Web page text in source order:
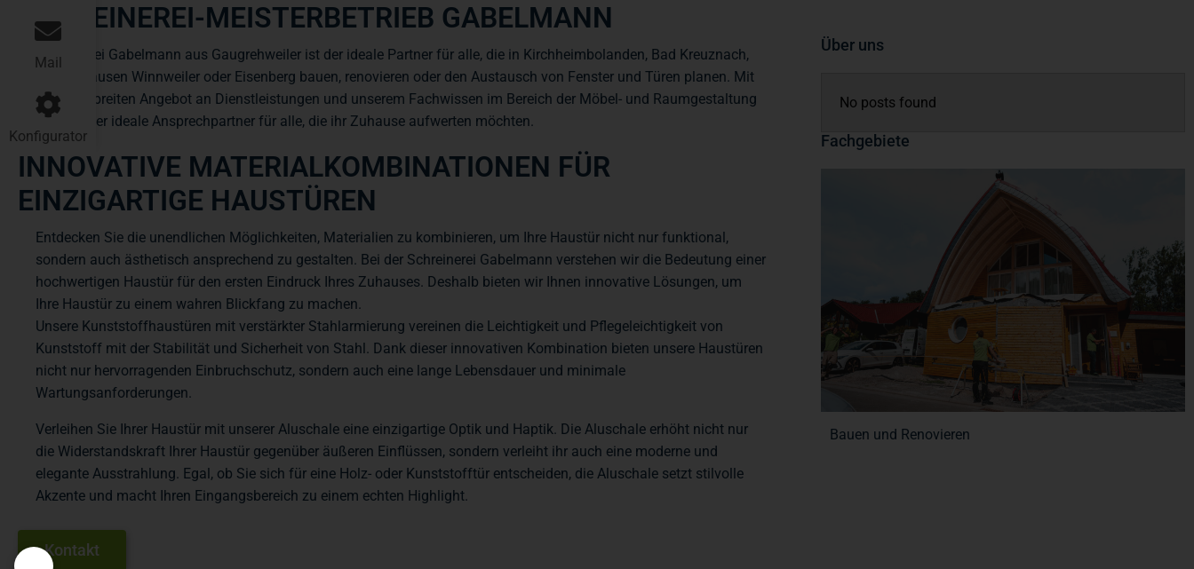
SCHREINEREI-MEISTERBETRIEB GABELMANN
Schreinerei Gabelmann aus Gaugrehweiler ist der ideale Partner für alle, die in Kirchheimbolanden, Bad Kreuznach,
Rockenhausen Winnweiler oder Eisenberg bauen, renovieren oder den Austausch von Fenster und Türen planen. Mit
unserem breiten Angebot an Dienstleistungen und unserem Fachwissen im Bereich der Möbel- und Raumgestaltung
sind wir der ideale Ansprechpartner für alle, die ihr Zuhause aufwerten möchten.
INNOVATIVE MATERIALKOMBINATIONEN FÜR
EINZIGARTIGE HAUSTÜREN
Entdecken Sie die unendlichen Möglichkeiten, Materialien zu kombinieren, um Ihre Haustür nicht nur funktional,
sondern auch ästhetisch ansprechend zu gestalten. Bei der Schreinerei Gabelmann verstehen wir die Bedeutung einer
hochwertigen Haustür für den ersten Eindruck Ihres Zuhauses. Deshalb bieten wir Ihnen innovative Lösungen, um
Ihre Haustür zu einem wahren Blickfang zu machen.
Unsere Kunststoffhaustüren mit verstärkter Stahlarmierung vereinen die Leichtigkeit und Pflegeleichtigkeit von
Kunststoff mit der Stabilität und Sicherheit von Stahl. Dank dieser innovativen Kombination bieten unsere Haustüren
nicht nur hervorragenden Einbruchschutz, sondern auch eine lange Lebensdauer und minimale
Wartungsanforderungen.
Verleihen Sie Ihrer Haustür mit unserer Aluschale eine einzigartige Optik und Haptik. Die Aluschale erhöht nicht nur
die Widerstandskraft Ihrer Haustür gegenüber äußeren Einflüssen, sondern verleiht ihr auch eine moderne und
elegante Ausstrahlung. Egal, ob Sie sich für eine Holz- oder Kunststofftür entscheiden, die Aluschale setzt stilvolle
Akzente und macht Ihren Eingangsbereich zu einem echten Highlight.
Kontakt
Über uns
No posts found
Fachgebiete
Bauen und Renovieren
Mail
Konfigurator